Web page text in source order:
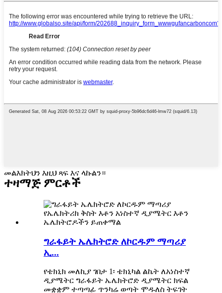
መልእክትህን እዚህ ጻፍ እና ላኩልን።
ተዛማጅ ምርቶች
ግራፋይት ኤሌክትሮድ ለኮርዱም ማጣሪያ
ኢ...
የቴክኒክ መለኪያ ገበታ 1፡ ቴክኒካል ልኬት ለአነስተኛ
ዲያሜትር ግራፋይት ኤሌክትሮድ ዲያሜትር ክፍል
መቋቋም ተጣጣፊ ጥንካሬ ወጣት ሞዱለስ ትፍገት